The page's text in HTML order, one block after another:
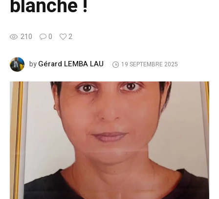
blanche !
210 0 2
byGérard LEMBA LAU 19 SEPTEMBRE 2025